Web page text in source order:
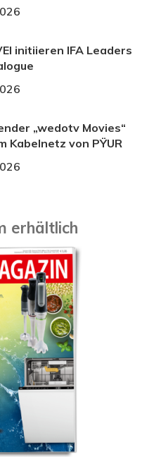
initiieren IFA Leaders
„wedotv Movies“
Kabelnetz von PŸUR
erhältlich